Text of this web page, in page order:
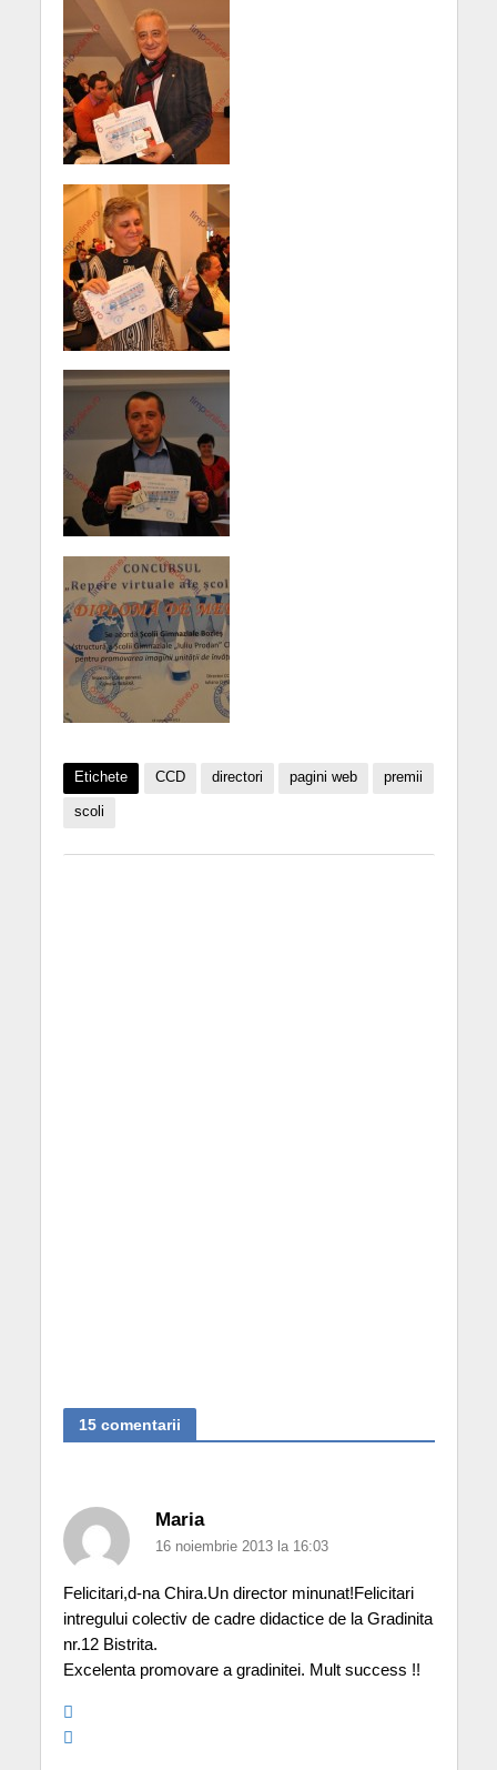
Etichete CCD directori pagini web premii
scoli
15 comentarii
Maria
16 noiembrie 2013 la 16:03
Felicitari,d-na Chira.Un director minunat!Felicitari
intregului colectiv de cadre didactice de la Gradinita
nr.12 Bistrita.
Excelenta promovare a gradinitei. Mult success !!